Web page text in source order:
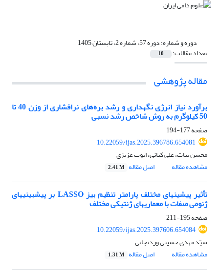
دوره و شماره:دوره 57، شماره 2، تابستان 1405
تعداد مقالات: 10
مقاله پژوهشی
برآورد نیاز انرژی نگهداری و رشد بره‌های نرافشاری از وزن 40 تا
50 کیلوگرم به روش شاخص رشد نسبی
صفحه177-194
10.22059/ijas.2025.396786.654081
محسن بیات، علی کیانی، ایوب عزیزی
مشاهده مقاله
اصل مقاله 2.41 M
تأثیر پیشین‏های مختلف پارامتر تنظیم بیز LASSO بر پیش‏بینی‏های
ژنومی صفات با معماری‏های ژنتیکی مختلف
صفحه195-211
10.22059/ijas.2025.397606.654084
سیّد مهدی حسینی وردنجانی
مشاهده مقاله
اصل مقاله 1.31 M